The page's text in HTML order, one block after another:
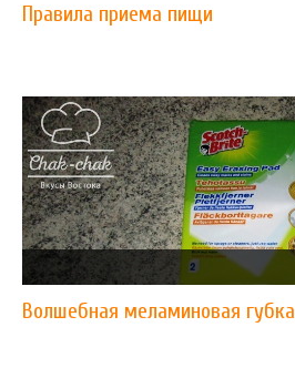
Правила приема пищи
Волшебная меламиновая губка